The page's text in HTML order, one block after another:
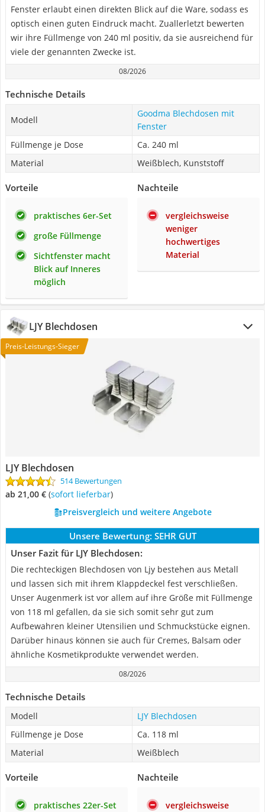
Fenster erlaubt einen direkten Blick auf die Ware, sodass es
optisch einen guten Eindruck macht. Zuallerletzt bewerten
wir ihre Füllmenge von 240 ml positiv, da sie ausreichend für
viele der genannten Zwecke ist.
08/2026
Technische Details
Modell
Goodma Blechdosen mit
Fenster
Füllmenge je Dose
Ca. 240 ml
Material
Weißblech, Kunststoff
Vorteile
praktisches 6er-Set
große Füllmenge
Sichtfenster macht
Blick auf Inneres
möglich
Nachteile
vergleichsweise
weniger
hochwertiges
Material
LJY Blechdosen
Preis-Leistungs-Sieger
LJY Blechdosen
514 Bewertungen
ab 21,00 € ( Sofort lieferbar)
Preisvergleich und weitere Angebote
Unsere Bewertung: SEHR GUT
Unser Fazit für LJY Blechdosen:
Die rechteckigen Blechdosen von Ljy bestehen aus Metall
und lassen sich mit ihrem Klappdeckel fest verschließen.
Unser Augenmerk ist vor allem auf ihre Größe mit Füllmenge
von 118 ml gefallen, da sie sich somit sehr gut zum
Aufbewahren kleiner Utensilien und Schmuckstücke eignen.
Darüber hinaus können sie auch für Cremes, Balsam oder
ähnliche Kosmetikprodukte verwendet werden.
08/2026
Technische Details
Modell
LJY Blechdosen
Füllmenge je Dose
Ca. 118 ml
Material
Weißblech
Vorteile
praktisches 22er-Set
Nachteile
vergleichsweise